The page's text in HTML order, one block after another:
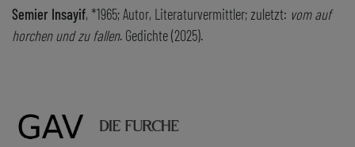
Semier Insayif, *1965; Autor, Literaturvermittler; zuletzt: vom auf
horchen und zu fallen. Gedichte (2025).